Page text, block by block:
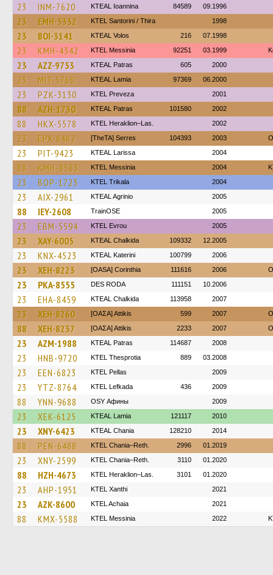
23 INM-7620 KTEAL Ioannina 84589 09.1996
23 EMH-5332 KTEL Santorini / Thira 1998
23 BOI-3141 KTEAL Volos 216 07.1998
23 KMH-4342 KTEL Messinia 92251 03.1999
23 AZZ-9753 KTEAL Patras 605 2000
23 MIT-5760 KTEAL Lamia 97369 06.2000
23 PZK-3130 KTEL Preveza 2001
88 AZH-1730 KTEAL Patras 101580 2002
88 HKX-5578 KTEL Heraklion–Las. 2002
23 EPX-8482 [TheTA] Serres 104393 2003
23 PIT-9423 KTEAL Larissa 2004
88 KMH-8583 KTEL Messinia 2004
23 BOP-1723 ΚΤΕL Τrikala 2004
23 AIX-2961 KTEAL Agrinio 2005
88 IEY-2608 TrainΟSE 2005
23 EBM-5594 KTEL Evrou 2005
23 XAY-6005 KTEAL Chalkida 109332 12.2005
23 KNX-4523 KTEAL Katerini 100799 2006
23 XEH-8223 [OASA] Corinthia 111616 2006
23 PKA-8555 DES RODA 111151 10.2006
23 EHA-8459 KTEAL Chalkida 113958 2007
23 XEH-8260 [ΟΑΣΑ] Αttikis 599 2007
88 XEH-8237 [ΟΑΣΑ] Αttikis 2233 2007
23 AZM-1988 KTEAL Patras 114687 2008
23 HNB-9720 KTEL Thesprotia 889 03.2008
23 EEN-6823 KTEL Pellas 2009
23 YTZ-8764 KTEL Lefkada 436 2009
88 YNN-9688 OSY Афины 2009
23 XEK-6125 KTEAL Lamia 121117 2010
23 XNY-6423 KTEAL Chania 128210 2014
88 PEN-6488 KTEL Chania–Reth. 2996 01.2019
23 XNY-2599 KTEL Chania–Reth. 3110 01.2020
88 HZH-4673 KTEL Heraklion–Las. 3101 01.2020
23 AHP-1951 KTEL Xanthi 2021
23 AZK-8600 KTEL Achaia 2021
88 KMX-5588 KTEL Messinia 2022